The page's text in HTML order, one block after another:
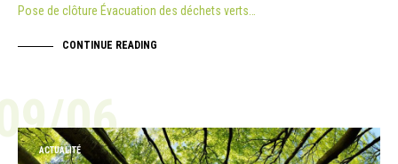
Pose de clôture Évacuation des déchets verts…
CONTINUE READING
06
ACTUALITÉ